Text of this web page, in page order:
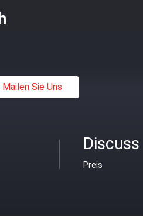
Mailen Sie Uns
Discuss
Preis